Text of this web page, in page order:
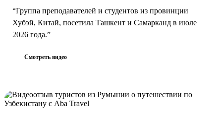
“Группа преподавателей и студентов из провинции
Хубэй, Китай, посетила Ташкент и Самарканд в июле
2026 года.”
Смотреть видео